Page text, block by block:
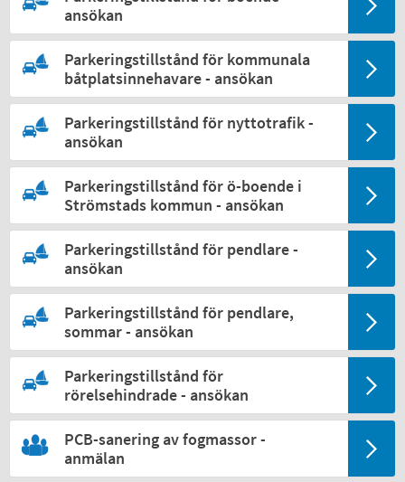
ansökan
Parkeringstillstånd för kommunala
båtplatsinnehavare - ansökan
Parkeringstillstånd för nyttotrafik -
ansökan
Parkeringstillstånd för ö-boende i
Strömstads kommun - ansökan
Parkeringstillstånd för pendlare -
ansökan
Parkeringstillstånd för pendlare,
sommar - ansökan
Parkeringstillstånd för
rörelsehindrade - ansökan
PCB-sanering av fogmassor -
anmälan